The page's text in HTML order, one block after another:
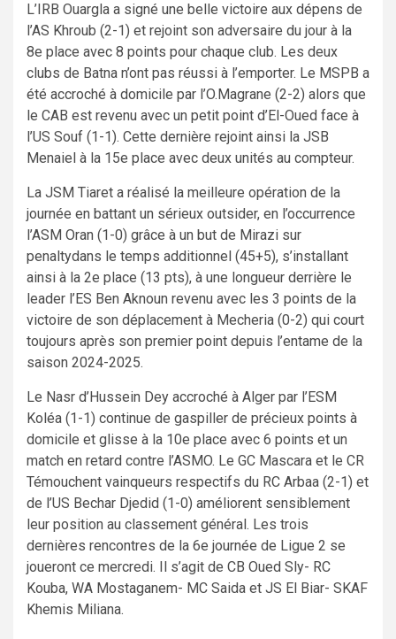
L’IRB Ouargla a signé une belle victoire aux dépens de
l’AS Khroub (2-1) et rejoint son adversaire du jour à la
8e place avec 8 points pour chaque club. Les deux
clubs de Batna n’ont pas réussi à l’emporter. Le MSPB a
été accroché à domicile par l’O.Magrane (2-2) alors que
le CAB est revenu avec un petit point d’El-Oued face à
l’US Souf (1-1). Cette dernière rejoint ainsi la JSB
Menaiel à la 15e place avec deux unités au compteur.
La JSM Tiaret a réalisé la meilleure opération de la
journée en battant un sérieux outsider, en l’occurrence
l’ASM Oran (1-0) grâce à un but de Mirazi sur
penaltydans le temps additionnel (45+5), s’installant
ainsi à la 2e place (13 pts), à une longueur derrière le
leader l’ES Ben Aknoun revenu avec les 3 points de la
victoire de son déplacement à Mecheria (0-2) qui court
toujours après son premier point depuis l’entame de la
saison 2024-2025.
Le Nasr d’Hussein Dey accroché à Alger par l’ESM
Koléa (1-1) continue de gaspiller de précieux points à
domicile et glisse à la 10e place avec 6 points et un
match en retard contre l’ASMO. Le GC Mascara et le CR
Témouchent vainqueurs respectifs du RC Arbaa (2-1) et
de l’US Bechar Djedid (1-0) améliorent sensiblement
leur position au classement général. Les trois
dernières rencontres de la 6e journée de Ligue 2 se
joueront ce mercredi. Il s’agit de CB Oued Sly- RC
Kouba, WA Mostaganem- MC Saida et JS El Biar- SKAF
Khemis Miliana.